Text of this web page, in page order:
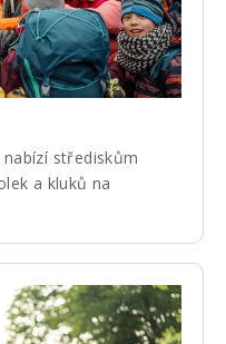
střediskům
a kluků na